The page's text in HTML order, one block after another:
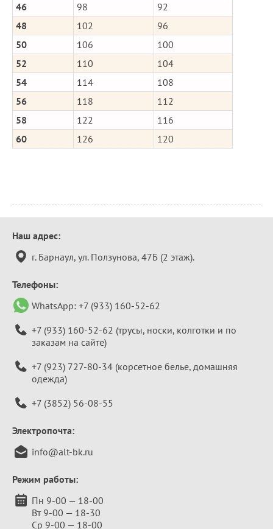
46
98
92
48
102
96
50
106
100
52
110
104
54
114
108
56
118
112
58
122
116
60
126 120
Контактная
информация
Наш адрес:
г. Барнаул, ул. Ползунова, 47Б (2 этаж).
Телефоны:
WhatsApp: +7 (933) 160-52-62
+7 (933) 160-52-62 (трусы, носки, колготки и по
заказам на сайте)
+7 (923) 727-80-34 (корсетное белье, домашняя
одежда)
+7 (3852) 56-08-55
Электропочта:
info@alt-bk.ru
Режим работы:
Пн 9-00 — 18-00
Вт 9-00 — 18-30
Ср 9-00 — 18-00